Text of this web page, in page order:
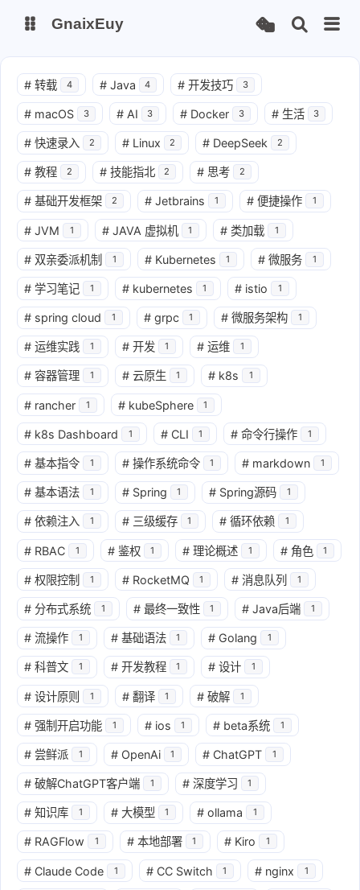
主页
站点运行监测 Nas私有云
it-tools工具集 ChatGPT-Next
爱国学习平台(暂时关闭) LobeHub 智能AI聚合站
GnaixEuy
# 转载 4 # Java 4 # 开发技巧 3
# macOS 3 # AI 3 # Docker 3 # 生活 3
# 快速录入 2 # Linux 2 # DeepSeek 2
# 教程 2 # 技能指北 2 # 思考 2
# 基础开发框架 2 # Jetbrains 1 # 便捷操作 1
# JVM 1 # JAVA 虚拟机 1 # 类加载 1
# 双亲委派机制 1 # Kubernetes 1 # 微服务 1
# 学习笔记 1 # kubernetes 1 # istio 1
# spring cloud 1 # grpc 1 # 微服务架构 1
# 运维实践 1 # 开发 1 # 运维 1
# 容器管理 1 # 云原生 1 # k8s 1
# rancher 1 # kubeSphere 1
# k8s Dashboard 1 # CLI 1 # 命令行操作 1
# 基本指令 1 # 操作系统命令 1 # markdown 1
# 基本语法 1 # Spring 1 # Spring源码 1
# 依赖注入 1 # 三级缓存 1 # 循环依赖 1
# RBAC 1 # 鉴权 1 # 理论概述 1 # 角色 1
# 权限控制 1 # RocketMQ 1 # 消息队列 1
# 分布式系统 1 # 最终一致性 1 # Java后端 1
# 流操作 1 # 基础语法 1 # Golang 1
# 科普文 1 # 开发教程 1 # 设计 1
# 设计原则 1 # 翻译 1 # 破解 1
# 强制开启功能 1 # ios 1 # beta系统 1
# 尝鲜派 1 # OpenAi 1 # ChatGPT 1
# 破解ChatGPT客户端 1 # 深度学习 1
# 知识库 1 # 大模型 1 # ollama 1
# RAGFlow 1 # 本地部署 1 # Kiro 1
# Claude Code 1 # CC Switch 1 # nginx 1